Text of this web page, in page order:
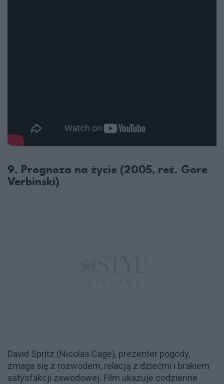
9. Prognoza na życie (2005, reż. Gore
Verbinski)
David Spritz (Nicolas Cage), prezenter pogody,
zmaga się z rozwodem, relacją z dziećmi i brakiem
satysfakcji zawodowej. Film ukazuje codzienne